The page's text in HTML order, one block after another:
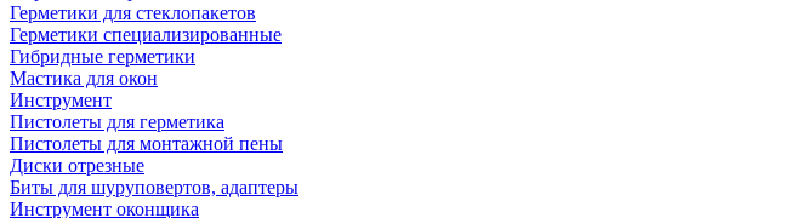
Герметики для стеклопакетов
Герметики специализированные
Гибридные герметики
Мастика для окон
Инструмент
Пистолеты для герметика
Пистолеты для монтажной пены
Диски отрезные
Биты для шуруповертов, адаптеры
Инструмент оконщика